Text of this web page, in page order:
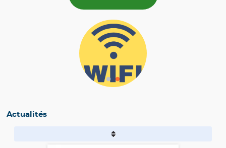
Actualités